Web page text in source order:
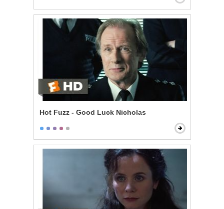
Hot Fuzz - Good Luck Nicholas